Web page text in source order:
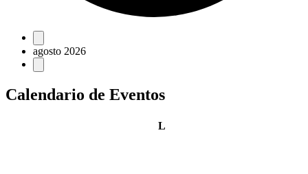
Eventos
agosto 2026
Calendario de Eventos
Llunes